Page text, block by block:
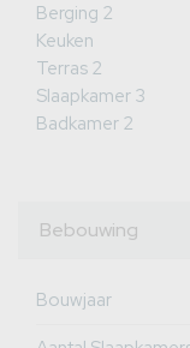
Berging 2
Keuken
Terras 2
Slaapkamer 3
Badkamer 2
Bebouwing
Bouwjaar